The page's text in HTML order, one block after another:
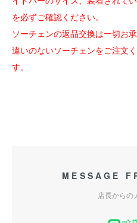
を必ずご確認ください。
ソーチェンの返品交換は一切お
違いのないソーチェンをご注文
す。
MESSAGE
店長からの